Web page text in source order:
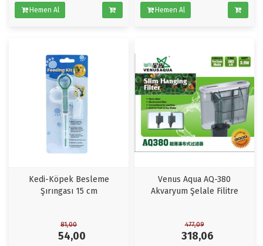
Hemen Al Hemen Al
Kedi-Köpek Besleme
Şırıngası 15 cm
81,00
54,00
Venus Aqua AQ-380
Akvaryum Şelale Filitre
477,09
318,06